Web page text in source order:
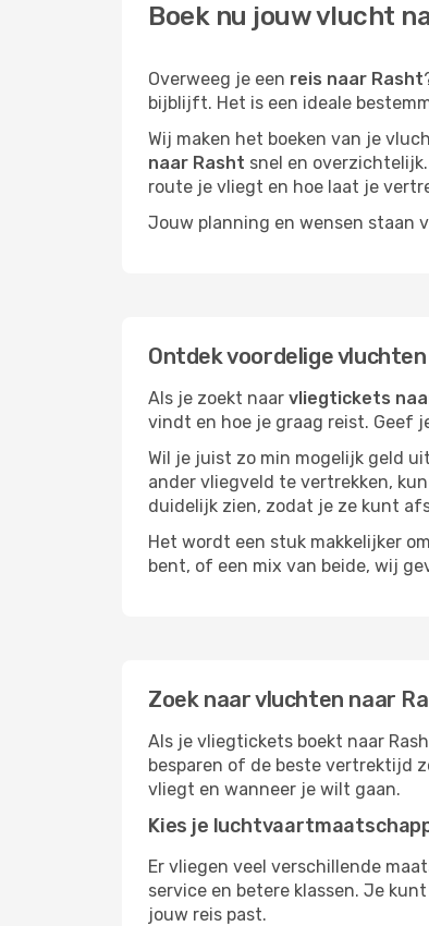
Boek nu jouw vlucht
Overweeg je een reis naar Rasht
bijblijft. Het is een ideale
Wij maken het boeken van je
naar Rasht snel en
route je vliegt en hoe laat je
Jouw planning en wensen staan
Ontdek voordelige
Als je zoekt naar vliegtickets
vindt en hoe je graag reist. Geef
Wil je juist zo min mogelijk geld
ander vliegveld te vertrekken,
duidelijk zien, zodat je ze kunt
Het wordt een stuk makkelijker
bent, of een mix van beide, wij
Zoek naar vluchten naar
Als je vliegtickets boekt naar
besparen of de beste vertrektijd
vliegt en wanneer je wilt gaan.
Kies je
Er vliegen veel verschillende
service en betere klassen. Je
jouw reis past.